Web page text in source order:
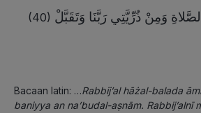
(40)
Bacaan latin: …Rabbij’al hāżal-balada
baniyya an na’budal-aṣnām. Rabbij’alnī